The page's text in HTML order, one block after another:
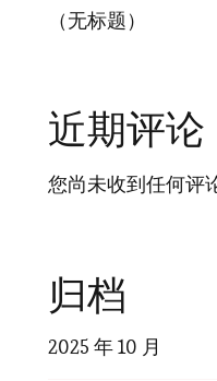
（无标题）
近期评论
您尚未收到任何评
归档
2025 年 10 月